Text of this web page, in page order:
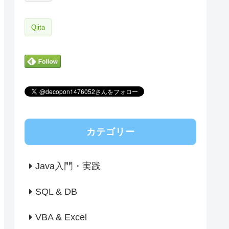
Qiita
カテゴリー
Java入門・実践
SQL & DB
VBA & Excel